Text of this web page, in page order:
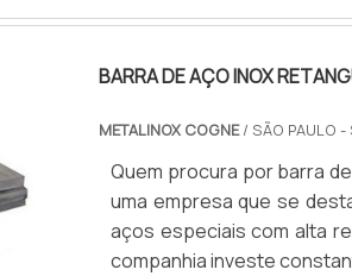
BARRA DE AÇO INOX
METALINOX COGNE/ SÃO PAULO -
Quem procura por barra
uma empresa que se
aços especiais com alta
companhia investe